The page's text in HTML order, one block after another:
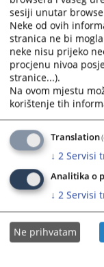
Ostale publikacije
sesiji unutar
Neke od ovih
stranica ne bi
neke nisu prijeko
procjenu nivoa
stranice...).
Na ovom mjestu
korištenje tih
Translation
↓ 2 Servisi
Analitika o
↓ 2 Servisi
Ne prihvatam